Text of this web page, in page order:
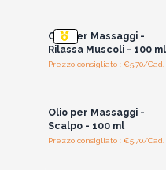
Olio per Massaggi -
Rilassa Muscoli - 100 ml
Prezzo consigliato : €5.70/Cad.
Olio per Massaggi -
Scalpo - 100 ml
Prezzo consigliato : €5.70/Cad.